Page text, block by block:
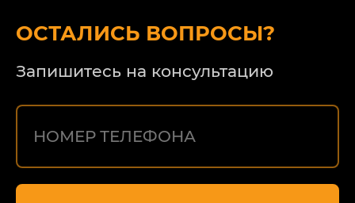
ОСТАЛИСЬ ВОПРОСЫ?
Запишитесь на консультацию